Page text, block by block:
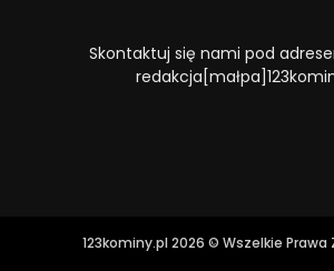
Skontaktuj się nami pod
123kominy.pl 2026 © Wszelkie